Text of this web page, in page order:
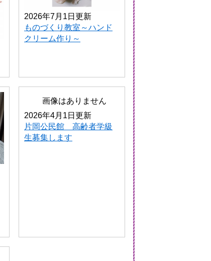
2026年7月1日更新
ものづくり教室～ハンド
クリーム作り～
2026年4月1日更新
片岡公民館 高齢者学級
生募集します